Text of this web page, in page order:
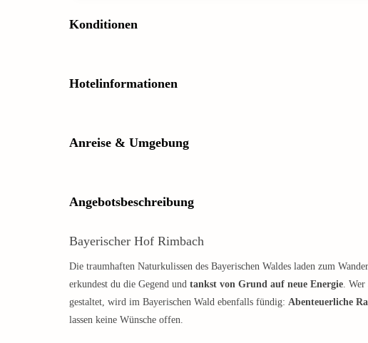
Konditionen
Hotelinformationen
Anreise & Umgebung
Angebotsbeschreibung
Bayerischer Hof Rimbach
Die traumhaften Naturkulissen des Bayerischen Waldes laden zum
erkundest du die Gegend und tankst von Grund auf neue Energie .
gestaltet, wird im Bayerischen Wald ebenfalls fündig: Abenteuerliche
lassen keine Wünsche offen.